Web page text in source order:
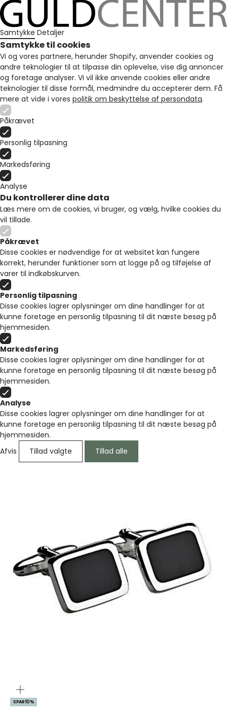
Samtykke Detaljer
Samtykke til cookies
Vi og vores partnere, herunder Shopify, anvender cookies og
andre teknologier til at tilpasse din oplevelse, vise dig annoncer
og foretage analyser. Vi vil ikke anvende cookies eller andre
teknologier til disse formål, medmindre du accepterer dem. Få
mere at vide i vores politik om beskyttelse af persondata.
Påkrævet
Personlig tilpasning
Markedsføring
Analyse
Du kontrollerer dine data
Læs mere om de cookies, vi bruger, og vælg, hvilke cookies du
vil tillade.
Påkrævet
Disse cookies er nødvendige for at websitet kan fungere
korrekt, herunder funktioner som at logge på og tilføjelse af
varer til indkøbskurven.
Personlig tilpasning
Disse cookies lagrer oplysninger om dine handlinger for at
kunne foretage en personlig tilpasning til dit næste besøg på
hjemmesiden.
Markedsføring
Disse cookies lagrer oplysninger om dine handlinger for at
kunne foretage en personlig tilpasning til dit næste besøg på
hjemmesiden.
Analyse
Disse cookies lagrer oplysninger om dine handlinger for at
kunne foretage en personlig tilpasning til dit næste besøg på
hjemmesiden.
Afvis
Tillad valgte Tillad alle
SPAR 10%